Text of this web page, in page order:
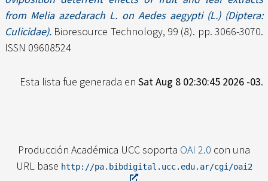
from Melia azedarach L. on Aedes aegypti (L.) (Diptera:
Culicidae). Bioresource Technology, 99 (8). pp. 3066-3070.
ISSN 09608524
Esta lista fue generada en Sat Aug 8 02:30:45 2026 -03.
Producción Académica UCC soporta OAI 2.0 con una
URL base http://pa.bibdigital.ucc.edu.ar/cgi/oai2